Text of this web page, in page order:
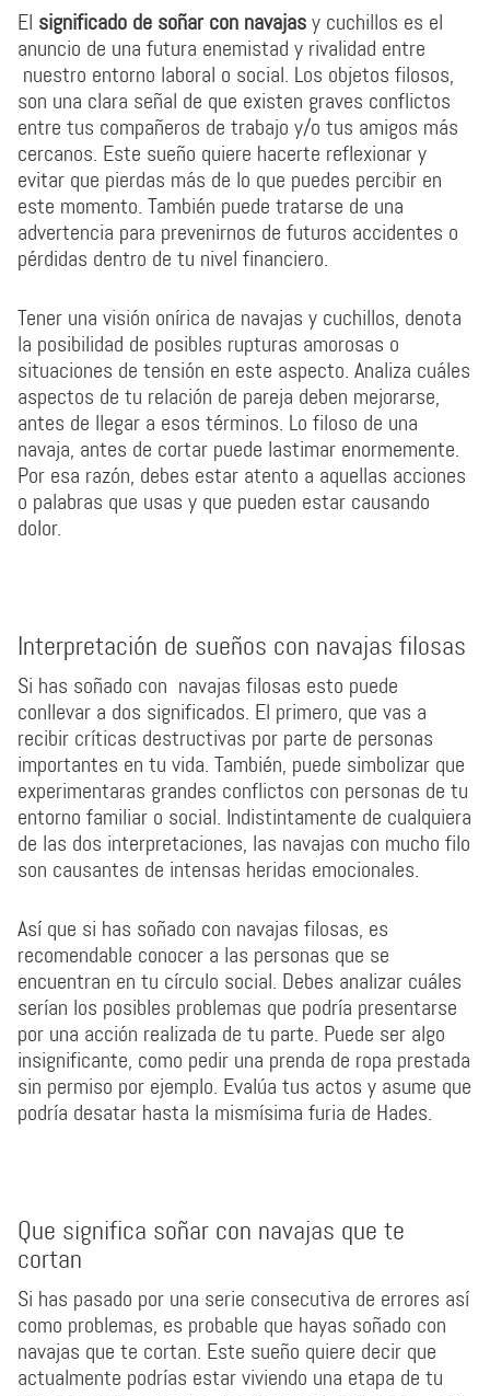
El significado de soñar con navajasy cuchillos es el
anuncio de una futura enemistad y rivalidad entre
nuestro entorno laboral o social. Los objetos filosos,
son una clara señal de que existen graves conflictos
entre tus compañeros de trabajo y/o tus amigos más
cercanos. Este sueño quiere hacerte reflexionar y
evitar que pierdas más de lo que puedes percibir en
este momento. También puede tratarse de una
advertencia para prevenirnos de futuros accidentes o
pérdidas dentro de tu nivel financiero.
Tener una visión onírica de navajas y cuchillos, denota
la posibilidad de posibles rupturas amorosas o
situaciones de tensión en este aspecto. Analiza cuáles
aspectos de tu relación de pareja deben mejorarse,
antes de llegar a esos términos. Lo filoso de una
navaja, antes de cortar puede lastimar enormemente.
Por esa razón, debes estar atento a aquellas acciones
o palabras que usas y que pueden estar causando
dolor.
Interpretación de sueños con navajas filosas
Si has soñado con navajas filosas esto puede
conllevar a dos significados. El primero, que vas a
recibir críticas destructivas por parte de personas
importantes en tu vida. También, puede simbolizar que
experimentaras grandes conflictos con personas de tu
entorno familiar o social. Indistintamente de cualquiera
de las dos interpretaciones, las navajas con mucho filo
son causantes de intensas heridas emocionales.
Así que si has soñado con navajas filosas, es
recomendable conocer a las personas que se
encuentran en tu círculo social. Debes analizar cuáles
serían los posibles problemas que podría presentarse
por una acción realizada de tu parte. Puede ser algo
insignificante, como pedir una prenda de ropa prestada
sin permiso por ejemplo. Evalúa tus actos y asume que
podría desatar hasta la mismísima furia de Hades.
Que significa soñar con navajas que te
cortan
Si has pasado por una serie consecutiva de errores así
como problemas, es probable que hayas soñado con
navajas que te cortan. Este sueño quiere decir que
actualmente podrías estar viviendo una etapa de tu